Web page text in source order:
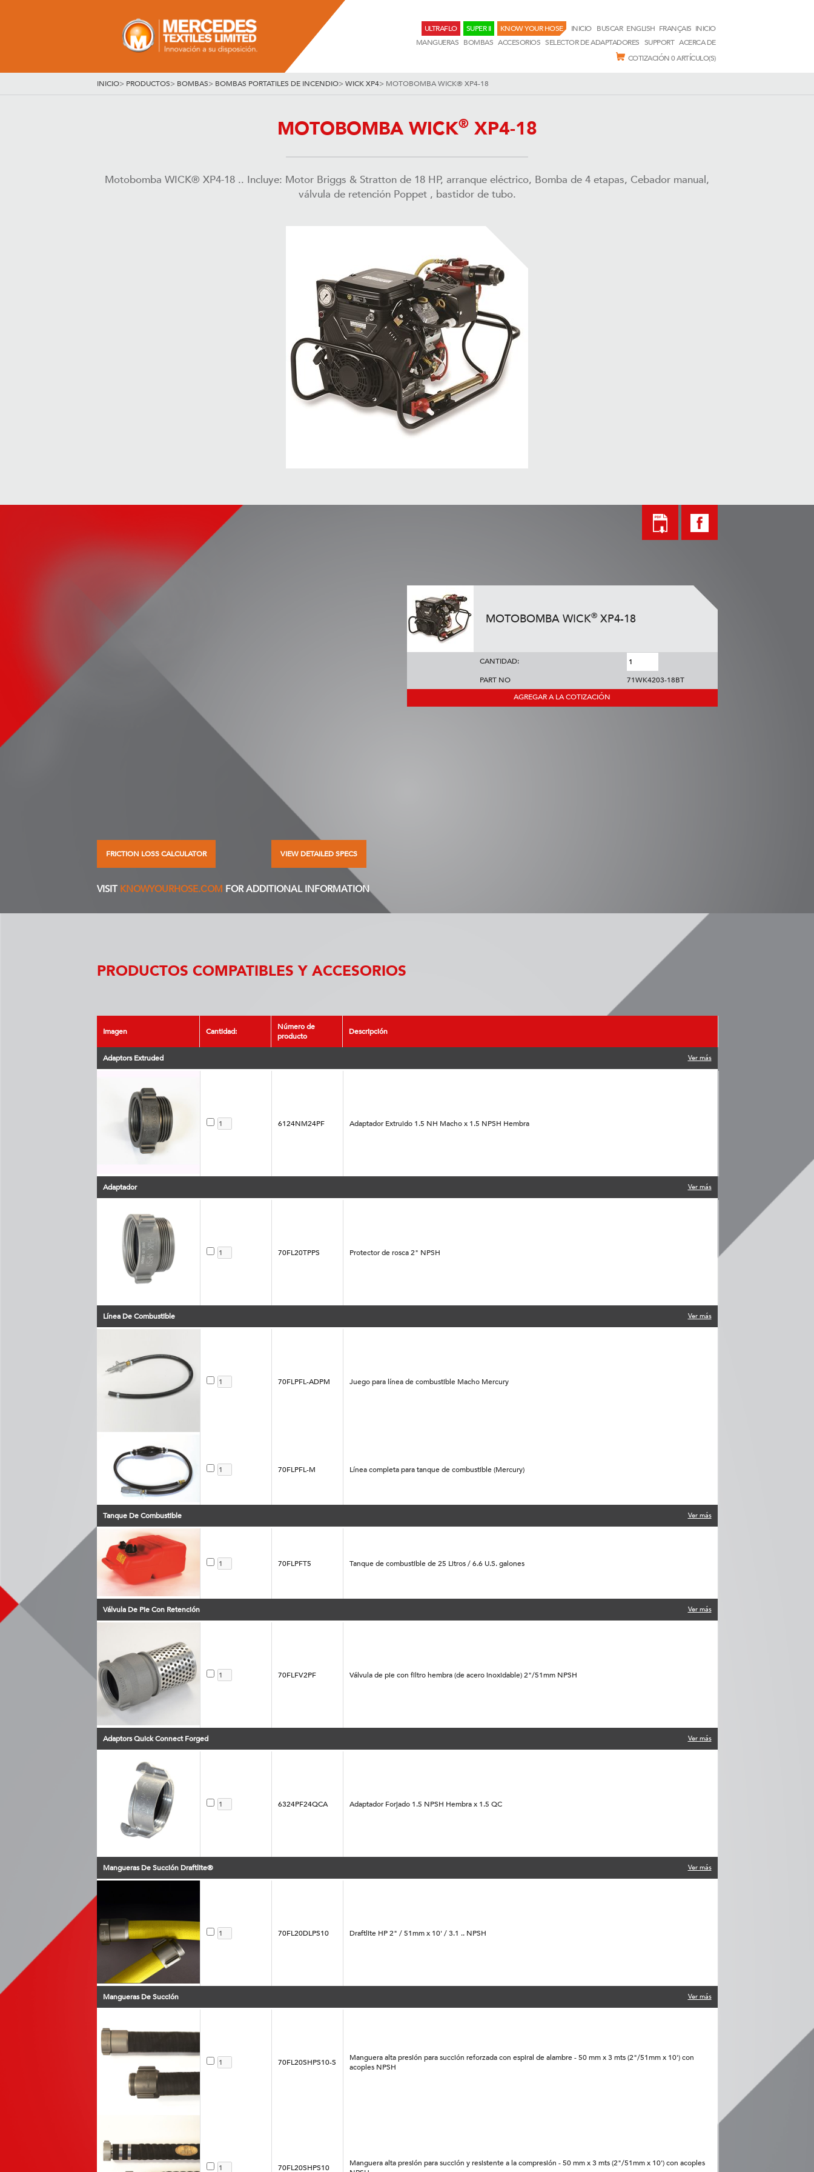
ULTRAFLO SUPER II KNOW YOUR HOSE INICIO BUSCAR ENGLISH FRANÇAIS INICIO
MANGUERAS BOMBAS ACCESORIOS SELECTOR DE ADAPTADORES SUPPORT ACERCA DE
COTIZACIÓN0 ARTÍCULO(S)
INICIO> PRODUCTOS> BOMBAS> BOMBAS PORTATILES DE INCENDIO>WICK XP4> MOTOBOMBA WICK® XP4-18
MOTOBOMBA WICK®XP4-18
Motobomba WICK® XP4-18 .. Incluye: Motor Briggs & Stratton de 18 HP, arranque eléctrico, Bomba de 4 etapas, Cebador manual,
válvula de retención Poppet , bastidor de tubo.
MOTOBOMBA WICK® XP4-18
CANTIDAD:
PART NO
71WK4203-18BT
AGREGAR A LA COTIZACIÓN
FRICTION LOSS CALCULATOR VIEW DETAILED SPECS
VISIT KNOWYOURHOSE.COM FOR ADDITIONAL INFORMATION
PRODUCTOS COMPATIBLES Y ACCESORIOS
Imagen Cantidad:
Número de
producto
Descripción
Adaptors Extruded Ver más
6124NM24PF Adaptador Extruido 1.5 NH Macho x 1.5 NPSH Hembra
Adaptador Ver más
70FL20TPPS Protector de rosca 2" NPSH
Línea De Combustible Ver más
70FLPFL-ADPM Juego para línea de combustible Macho Mercury
70FLPFL-M Línea completa para tanque de combustible (Mercury)
Tanque De Combustible Ver más
70FLPFT5 Tanque de combustible de 25 Litros / 6.6 U.S. galones
Válvula De Pie Con Retención Ver más
70FLFV2PF Válvula de pie con filtro hembra (de acero inoxidable) 2"/51mm NPSH
Adaptors Quick Connect Forged Ver más
6324PF24QCA Adaptador Forjado 1.5 NPSH Hembra x 1.5 QC
Mangueras De Succión Draftlite® Ver más
70FL20DLPS10 Draftlite HP 2" / 51mm x 10' / 3.1 .. NPSH
Mangueras De Succión Ver más
70FL20SHPS10-S
Manguera alta presión para succión reforzada con espiral de alambre - 50 mm x 3 mts (2"/51mm x 10') con
acoples NPSH
70FL20SHPS10
Manguera alta presión para succión y resistente a la compresión - 50 mm x 3 mts (2"/51mm x 10') con acoples